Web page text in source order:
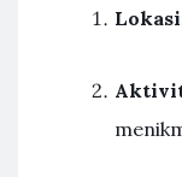
Lokasi